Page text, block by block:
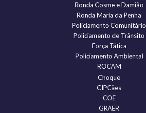
Ronda Cosme e Damião
Ronda Maria da Penha
Policiamento Comunitário
Policiamento de Trânsito
Força Tática
Policiamento Ambiental
ROCAM
Choque
CIPCães
COE
GRAER